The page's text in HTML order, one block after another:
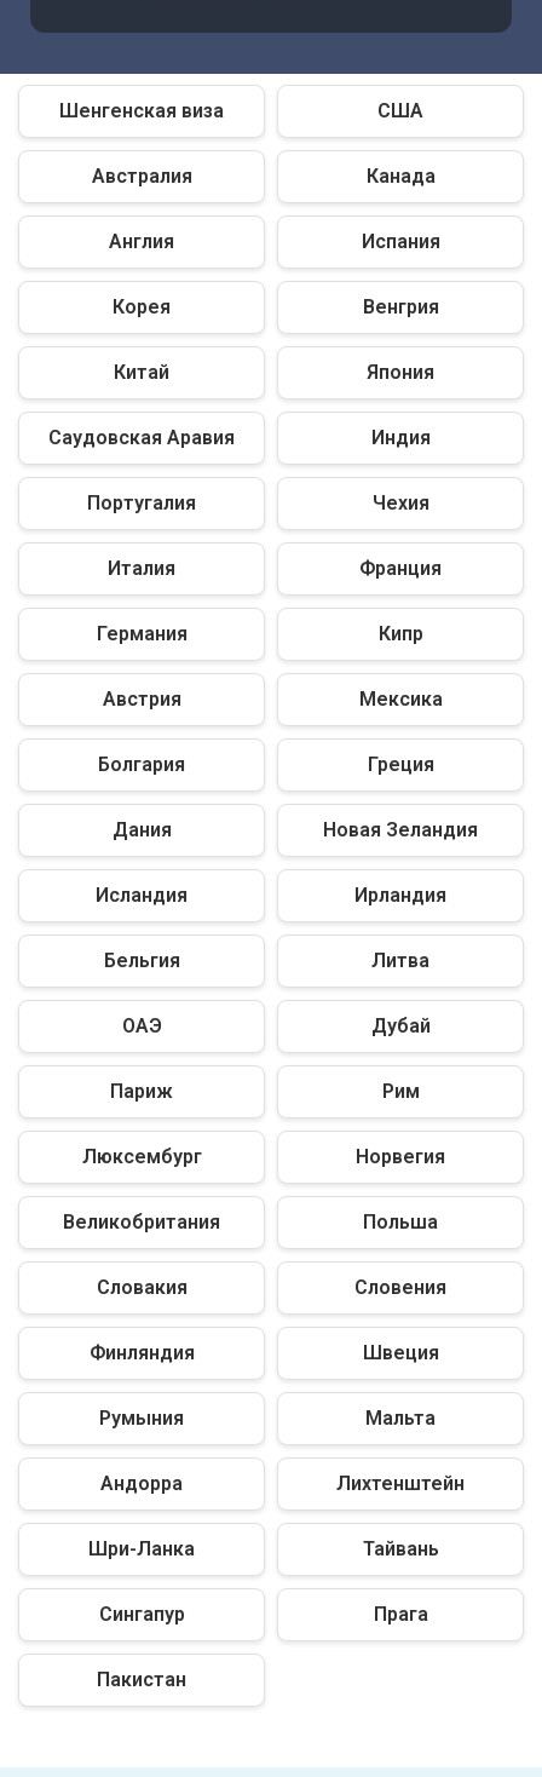
Шенгенская виза США
Австралия Канада
Англия Испания
Корея Венгрия
Китай Япония
Саудовская Аравия Индия
Португалия Чехия
Италия Франция
Германия Кипр
Австрия Мексика
Болгария Греция
Дания Новая Зеландия
Исландия Ирландия
Бельгия Литва
ОАЭ Дубай
Париж Рим
Люксембург Норвегия
Великобритания Польша
Словакия Словения
Финляндия Швеция
Румыния Мальта
Андорра Лихтенштейн
Шри-Ланка Тайвань
Сингапур Прага
Пакистан